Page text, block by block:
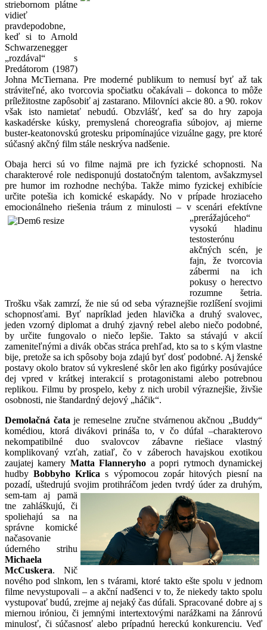
striebornom plátne
vidieť
pravdepodobne,
keď si to Arnold
Schwarzenegger
„rozdával“ s
Predátorom (1987)
Johna McTiernana. Pre moderné publikum to nemusí byť až tak
stráviteľné, ako tvorcovia spočiatku očakávali – dokonca to môže
príležitostne zapôsobiť aj zastarano. Milovníci akcie 80. a 90. rokov
však isto namietať nebudú. Obzvlášť, keď sa do hry zapoja
kaskadérske kúsky, premyslená choreografia súbojov, aj mierne
buster-keatonovskú grotesku pripomínajúce vizuálne gagy, pre ktoré
súčasný akčný film stále neskrýva nadšenie.
Obaja herci sú vo filme najmä pre ich fyzické schopnosti. Na
charakterové role nedisponujú dostatočným talentom, avšakzmysel
pre humor im rozhodne nechýba. Takže mimo fyzickej exhibície
určite potešia ich komické eskapády. No v prípade hroziaceho
emocionálneho riešenia tráum z minulosti – v scenári efektívne
„prerážajúceho“
vysokú hladinu
testosterónu
akčných scén, je
fajn, že tvorcovia
zábermi na ich
pokusy o herectvo
rozumne šetria.
Trošku však zamrzí, že nie sú od seba výraznejšie rozlíšení svojimi
schopnosťami. Byť napríklad jeden hlavička a druhý svalovec,
jeden vzorný diplomat a druhý zjavný rebel alebo niečo podobné,
by určite fungovalo o niečo lepšie. Takto sa stávajú v akcií
zameniteľnými a divák občas stráca prehľad, kto sa to s kým vlastne
bije, pretože sa ich spôsoby boja zdajú byť dosť podobné. Aj ženské
postavy okolo bratov sú vykreslené skôr len ako figúrky posúvajúce
dej vpred v krátkej interakcií s protagonistami alebo potrebnou
replikou. Filmu by prospelo, keby z nich urobil výraznejšie, živšie
osobnosti, nie štandardný dejový „háčik“.
Demolačná čata je remeselne zručne stvárnenou akčnou „Buddy“
komédiou, ktorá divákovi prináša to, v čo dúfal –charakterovo
nekompatibilné duo svalovcov zábavne riešiace vlastný
komplikovaný vzťah, zatiaľ, čo v záberoch havajskou exotikou
zaujatej kamery Matta Flanneryho a popri rytmoch dynamickej
hudbyBobbyho Krlica s výpomocou zopár hitových piesní na
pozadí, uštedrujú svojim protihráčom jeden tvrdý úder za druhým,
sem-tam aj pamä
tne zahláškujú, či
spoliehajú sa na
správne komické
načasovanie
úderného strihu
Michaela
McCuskera. Nič
nového pod slnkom, len s tvárami, ktoré takto ešte spolu v jednom
filme nevystupovali – a akční nadšenci v to, že niekedy takto spolu
vystupovať budú, zrejme aj nejaký čas dúfali. Spracované dobre aj s
miernou iróniou, či jemnými intertextovými narážkami na žánrovú
minulosť, či súčasnosť alebo prípadnú hereckú konkurenciu. Veď